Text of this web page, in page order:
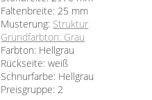
Faltenbreite: 25 mm
Musterung: Struktur
Grundfarbton: Grau
Farbton: Hellgrau
Rückseite: weiß
Schnurfarbe: Hellgrau
Preisgruppe: 2